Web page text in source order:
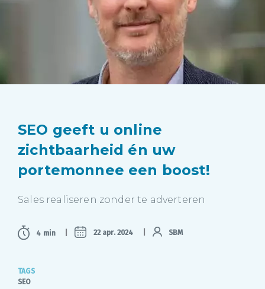
SEO geeft u online
zichtbaarheid én uw
portemonnee een boost!
Sales realiseren zonder te adverteren
4 min 22 apr. 2024 SBM
TAGS
SEO